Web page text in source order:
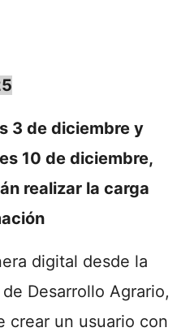
3 de diciembre y
10 de diciembre,
realizar la carga
digital desde la
Desarrollo Agrario,
crear un usuario con